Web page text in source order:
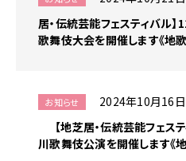
居・伝統芸能フェスティバル
歌舞伎大会を開催します《地
お知らせ 2024年10月16
【地芝居・伝統芸能フェ
川歌舞伎公演を開催します《